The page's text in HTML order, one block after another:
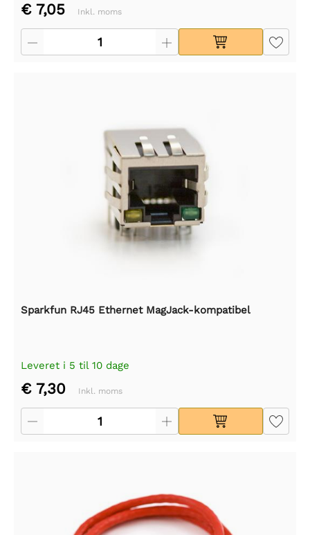
€ 7,05 Inkl. moms
Sparkfun RJ45 Ethernet MagJack-kompatibel
Leveret i 5 til 10 dage
€ 7,30 Inkl. moms